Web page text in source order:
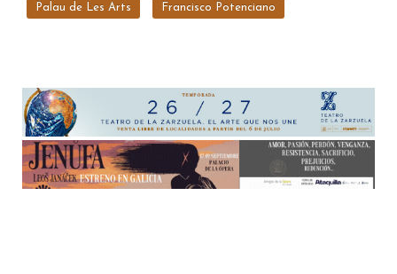
Palau de Les Arts Francisco Potenciano